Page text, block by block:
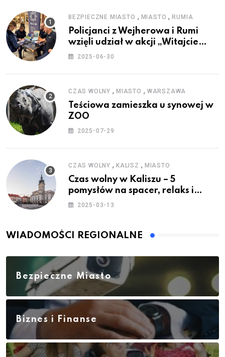
BEZPIECZNE MIASTO , MIASTO ,RUMIA
Policjanci z Wejherowa i Rumi
wzięli udział w akcji „Witajcie
Wakacje”
2025-06-30
CZAS WOLNY , MIASTO , WARSZAWA
Teściowa zamieszka u synowej w
ZOO
2025-07-29
CZAS WOLNY , KALISZ , MIASTO
Czas wolny w Kaliszu – 5
pomysłów na spacer, relaks i
rodzinne atrakcje
2025-03-13
WIADOMOŚCI REGIONALNE
Bezpieczne Miasto
Biznes i Finanse